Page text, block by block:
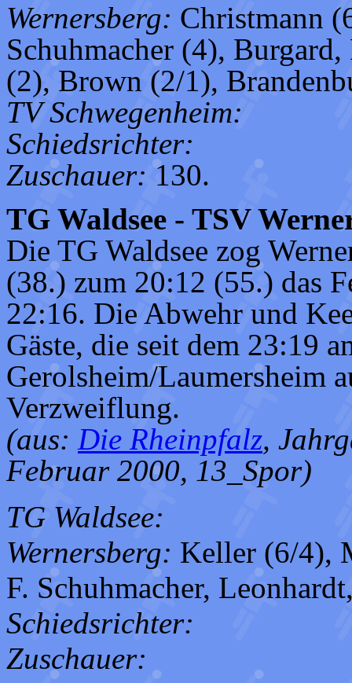
Wernersberg: Christmann
Schuhmacher (4),
(2), Brown (2/1),
TV Schwegenheim:
Schiedsrichter:
Zuschauer: 130.
TG Waldsee - TSV
Die TG Waldsee zog
(38.) zum 20:12 (55.) das
22:16. Die Abwehr und
Gäste, die seit dem 23:19
Gerolsheim/Laumersheim
Verzweiflung.
(aus: Die Rheinpfalz,
Februar 2000, 13_Spor)
TG Waldsee:
Wernersberg: Keller (6/4),
F. Schuhmacher,
Schiedsrichter:
Zuschauer: